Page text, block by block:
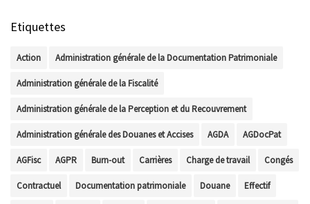
Etiquettes
Action Administration générale de la Documentation Patrimoniale
Administration générale de la Fiscalité
Administration générale de la Perception et du Recouvrement
Administration générale des Douanes et Accises AGDA AGDocPat
AGFisc AGPR Burn-out Carrières Charge de travail Congés
Contractuel Documentation patrimoniale Douane Effectif